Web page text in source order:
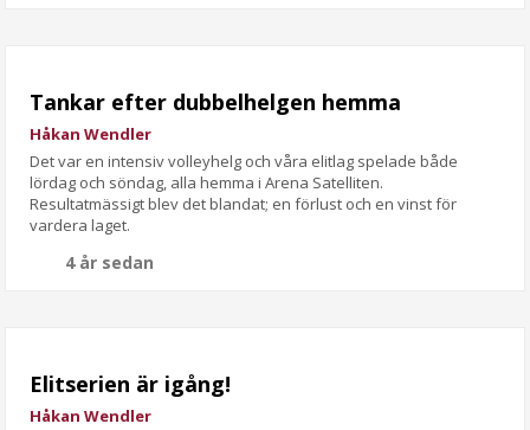
Tankar efter dubbelhelgen hemma
Håkan Wendler
Det var en intensiv volleyhelg och våra elitlag spelade både
lördag och söndag, alla hemma i Arena Satelliten.
Resultatmässigt blev det blandat; en förlust och en vinst för
vardera laget.
4 år sedan
Elitserien är igång!
Håkan Wendler